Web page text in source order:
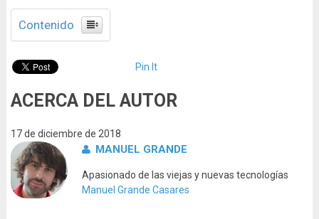
Contenido
Pin It
ACERCA DEL AUTOR
17 de diciembre de 2018
MANUEL GRANDE
Apasionado de las viejas y nuevas tecnologías
Manuel Grande Casares